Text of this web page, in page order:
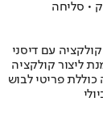
• סליחה
עם דיסני
ליצור קולקציה
פריטי לבוש